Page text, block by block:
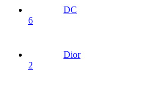
DC
6
Dior
2